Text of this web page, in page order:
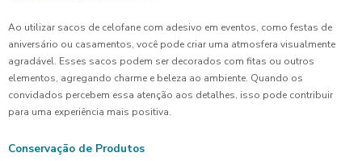
Ao utilizar sacos de celofane com adesivo em eventos, como festas de
aniversário ou casamentos, você pode criar uma atmosfera visualmente
agradável. Esses sacos podem ser decorados com fitas ou outros
elementos, agregando charme e beleza ao ambiente. Quando os
convidados percebem essa atenção aos detalhes, isso pode contribuir
para uma experiência mais positiva.
Conservação de Produtos